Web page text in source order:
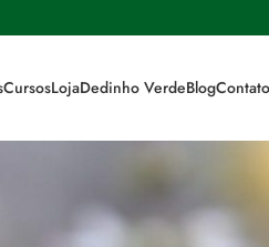
CursosLojaDedinho VerdeBlogContato